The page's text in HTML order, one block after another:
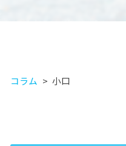
コラム 小口